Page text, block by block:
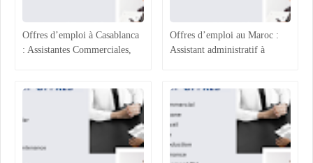
Offres d’emploi à Casablanca
: Assistantes Commerciales,
Qualité
Offres d’emploi au Maroc :
Assistant administratif à
Commerciaux à Rabat-Salé et
Assistant RH à Agadir